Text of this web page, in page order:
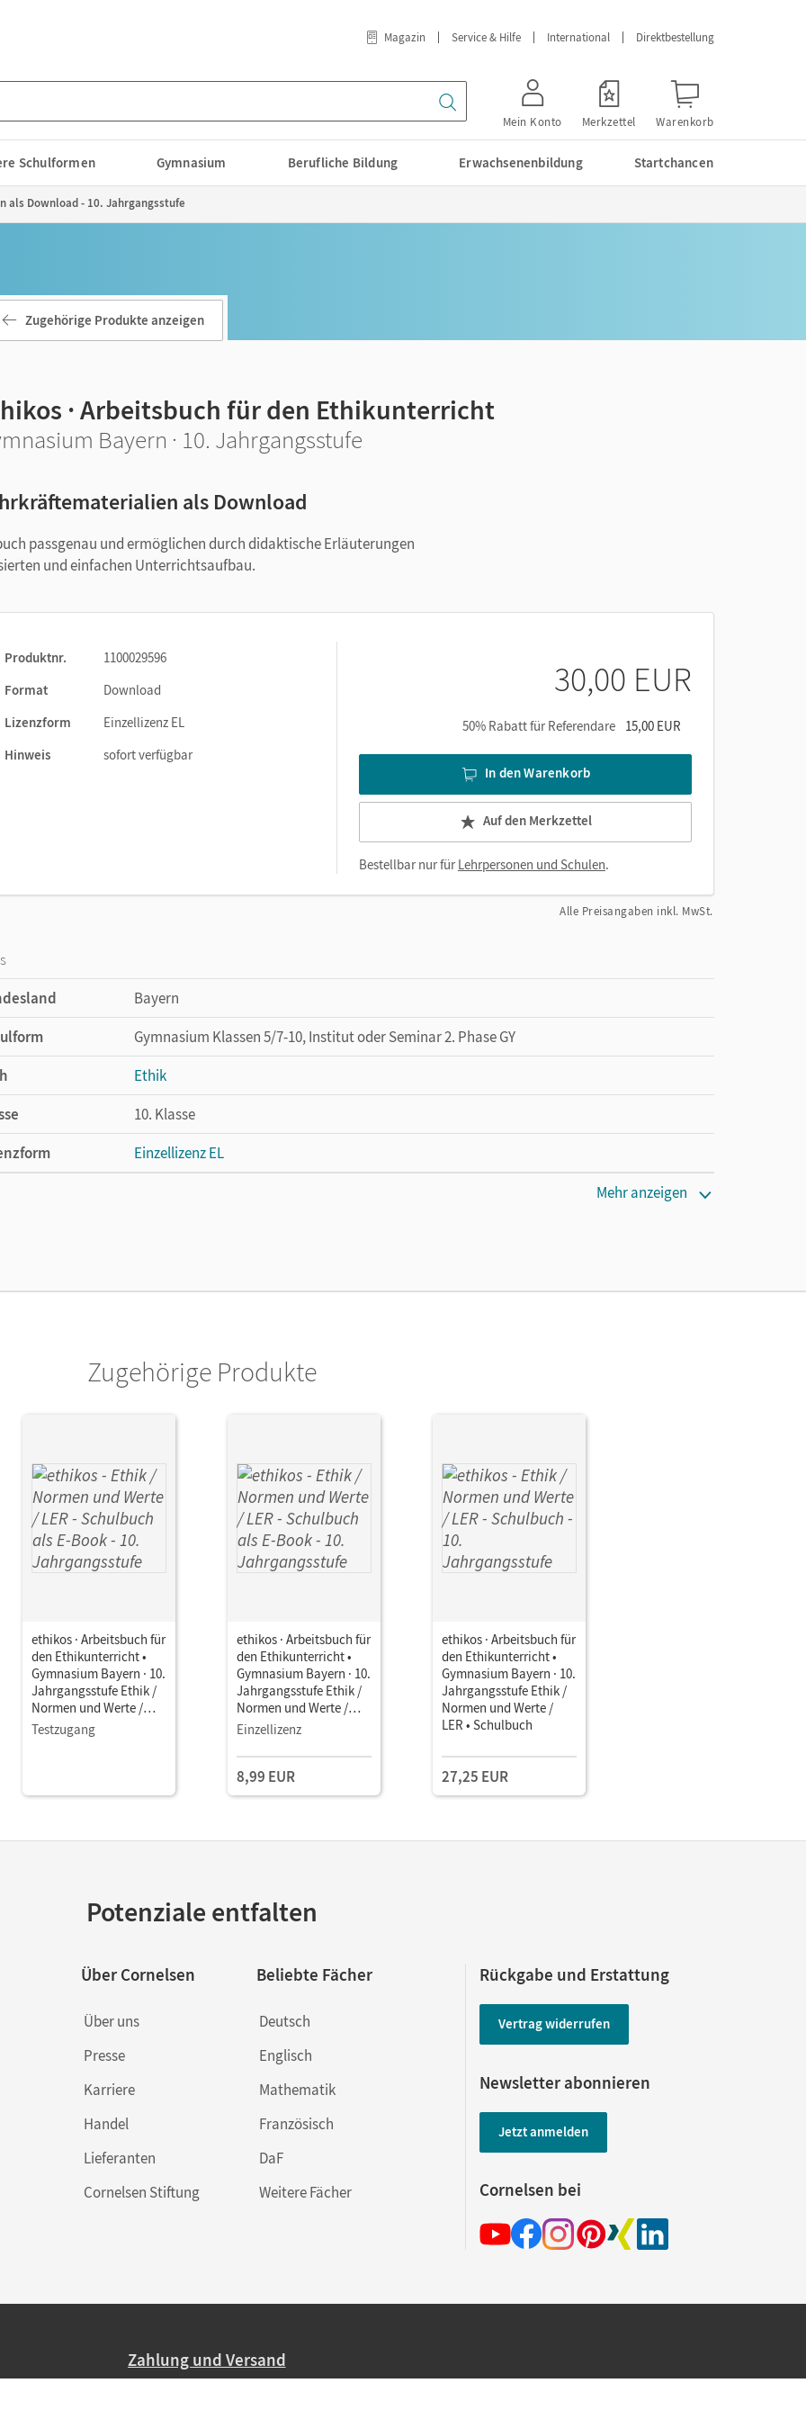
Magazin Service & Hilfe International Direktbestellung
Mein Konto Merkzettel Warenkorb
Schulformen Gymnasium Berufliche Bildung Erwachsenenbildung Startchancen
Download - 10. Jahrgangsstufe
Zugehörige Produkte anzeigen
· Arbeitsbuch für den Ethikunterricht
Bayern · 10. Jahrgangsstufe
als Download
passgenau und ermöglichen durch didaktische Erläuterungen
und einfachen Unterrichtsaufbau.
Produktnr.
1100029596
Format
Download
Lizenzform
Einzellizenz EL
Hinweis
sofort verfügbar
30,00 EUR
50% Rabatt für Referendare 15,00 EUR
In den Warenkorb
Auf den Merkzettel
Bestellbar nur fürLehrpersonen und Schulen.
Alle Preisangaben inkl. MwSt.
Bayern
Gymnasium Klassen 5/7-10, Institut oder Seminar 2. Phase GY
Ethik
10. Klasse
Einzellizenz EL
Mehr anzeigen
Zugehörige Produkte
ethikos · Arbeitsbuch für
den Ethikunterricht •
Gymnasium Bayern · 10.
Jahrgangsstufe Ethik /
Normen und Werte /
LER • Schulbuch als E-
Testzugang
ethikos · Arbeitsbuch für
den Ethikunterricht •
Gymnasium Bayern · 10.
Jahrgangsstufe Ethik /
Normen und Werte /
LER • Schulbuch als E-
Einzellizenz
8,99 EUR
ethikos · Arbeitsbuch für
den Ethikunterricht •
Gymnasium Bayern · 10.
Jahrgangsstufe Ethik /
Normen und Werte /
LER • Schulbuch
27,25 EUR
Potenziale entfalten
Über Cornelsen
Über uns
Presse
Karriere
Handel
Lieferanten
Cornelsen Stiftung
Beliebte Fächer
Deutsch
Englisch
Mathematik
Französisch
DaF
Weitere Fächer
Rückgabe und Erstattung
Vertrag widerrufen
Newsletter abonnieren
Jetzt anmelden
Cornelsen bei
Zahlung und Versand